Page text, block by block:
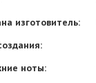
изготовитель:
ноты: